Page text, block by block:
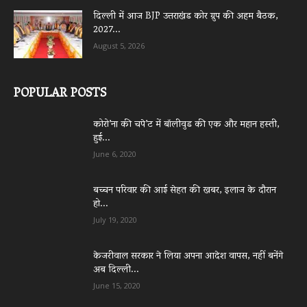
दिल्ली में आज BJP उत्तराखंड कोर ग्रुप की अहम बैठक,
2027...
August 5, 2026
POPULAR POSTS
कोरो’ना की चपे’ट में बॉलीवुड की एक और महान हस्ती,
हुई...
June 6, 2020
बच्चन परिवार की आई सेहत की खबर, इलाज के दौरान
हो...
July 19, 2020
केजरीवाल सरकार ने लिया अपना आदेश वापस, नहीं बनेंगे
अब दिल्ली...
June 15, 2020